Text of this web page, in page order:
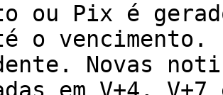
ou Pix é
o vencimento.
Novas